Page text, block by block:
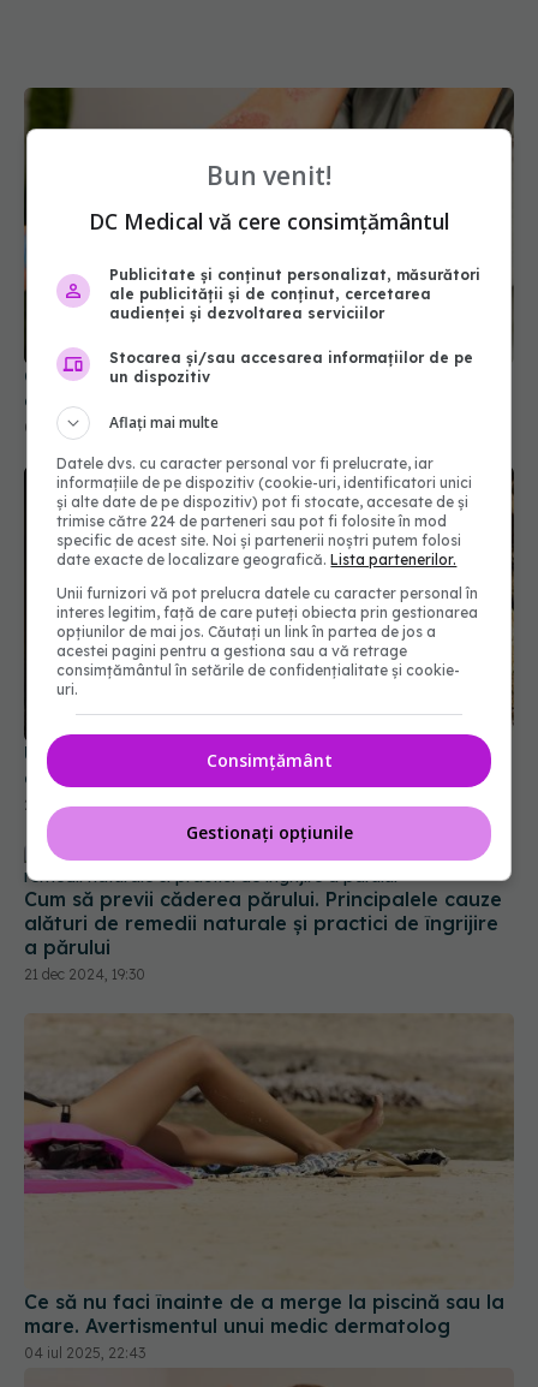
Care e diferența dintre psoriazis și eczemă: de ce
apar cele 2 afecțiuni
Un fruct banal ar putea ajuta pielea să se apere
de soare
Cum să previi căderea părului. Principalele cauze
alături de remedii naturale și practici de îngrijire
a părului
21 dec 2024, 19:30
Bun venit!
DC Medical vă cere consimțământul
Publicitate și conținut personalizat, măsurători
ale publicității și de conținut, cercetarea
audienței și dezvoltarea serviciilor
Stocarea și/sau accesarea informațiilor de pe
un dispozitiv
Aflați mai multe
Datele dvs. cu caracter personal vor fi prelucrate, iar
informațiile de pe dispozitiv (cookie-uri, identificatori unici
și alte date de pe dispozitiv) pot fi stocate, accesate de și
trimise către 224 de parteneri sau pot fi folosite în mod
specific de acest site. Noi și partenerii noștri putem folosi
date exacte de localizare geografică.Lista partenerilor.
Unii furnizori vă pot prelucra datele cu caracter personal în
interes legitim, față de care puteți obiecta prin gestionarea
opțiunilor de mai jos. Căutați un link în partea de jos a
acestei pagini pentru a gestiona sau a vă retrage
consimțământul în setările de confidențialitate și cookie-
uri.
Consimțământ
Gestionați opțiunile